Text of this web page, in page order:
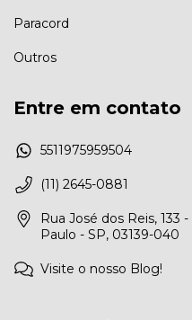
Paracord
Outros
Entre em contato
5511975959504
(11) 2645-0881
Rua José dos Reis, 133
Paulo - SP, 03139-040
Visite o nosso Blog!